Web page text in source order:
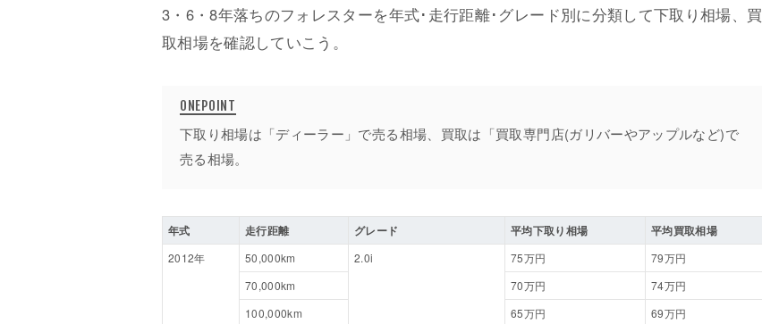
3・6・8年落ちのフォレスターを年式･走行距離･グレード別に分類して下取り相場、買
取相場を確認していこう。
下取り相場は「ディーラー」で売る相場、買取は「買取専門店(ガリバーやアップルなど)で
売る相場。
年式 走行距離 グレード 平均下取り相場 平均買取相場
2012年 50,000km 2.0i 75万円
79万円
70,000km
70万円
74万円
100,000km
65万円
69万円